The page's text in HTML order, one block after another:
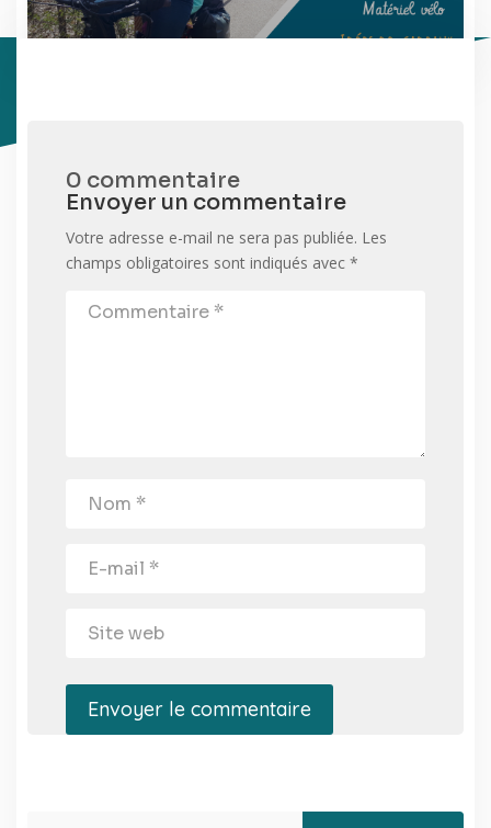
0 commentaire
Envoyer un commentaire
Votre adresse e-mail ne sera pas publiée. Les
champs obligatoires sont indiqués avec *
Envoyer le commentaire